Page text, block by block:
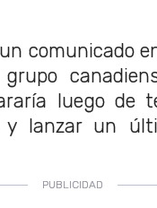
comunicado
luego de
lanzar un